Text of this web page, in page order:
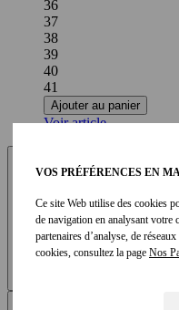
VOS PRÉFÉRENCES EN
Ce site Web utilise des cookies
de navigation en analysant votre
partenaires d’analyse, de
cookies, consultez la page
36
37
38
39
40
41
Ajouter au panier
Voir article